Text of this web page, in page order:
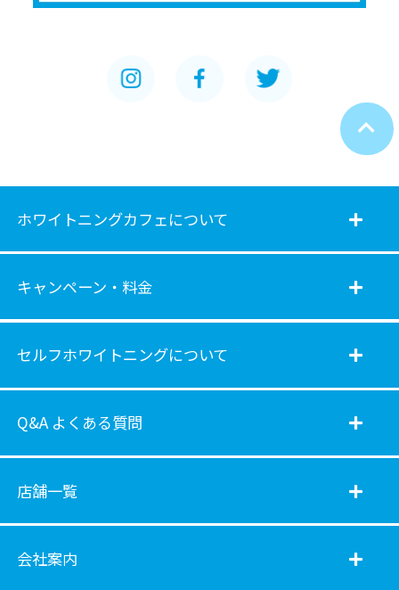
ホワイトニングカフェについて
キャンペーン・料金
セルフホワイトニングについて
Q&A よくある質問
店舗一覧
会社案内